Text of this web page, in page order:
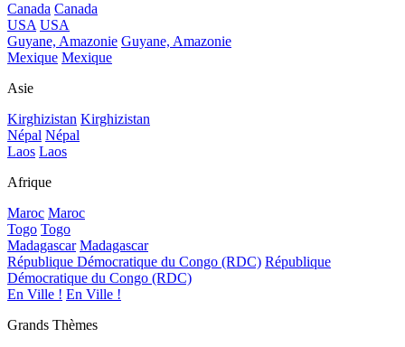
Canada Canada
USA USA
Guyane, Amazonie Guyane, Amazonie
Mexique Mexique
Asie
Kirghizistan Kirghizistan
Népal Népal
Laos Laos
Afrique
Maroc Maroc
Togo Togo
Madagascar Madagascar
République Démocratique du Congo (RDC) République
Démocratique du Congo (RDC)
En Ville ! En Ville !
Grands Thèmes